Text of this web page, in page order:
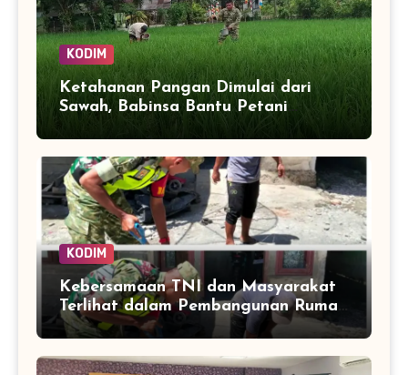
KODIM
Ketahanan Pangan Dimulai dari
Sawah, Babinsa Bantu Petani
Kendalikan Hama Tanaman
KODIM
Kebersamaan TNI dan Masyarakat
Terlihat dalam Pembangunan Rumah
di Desa Tanoh Merah